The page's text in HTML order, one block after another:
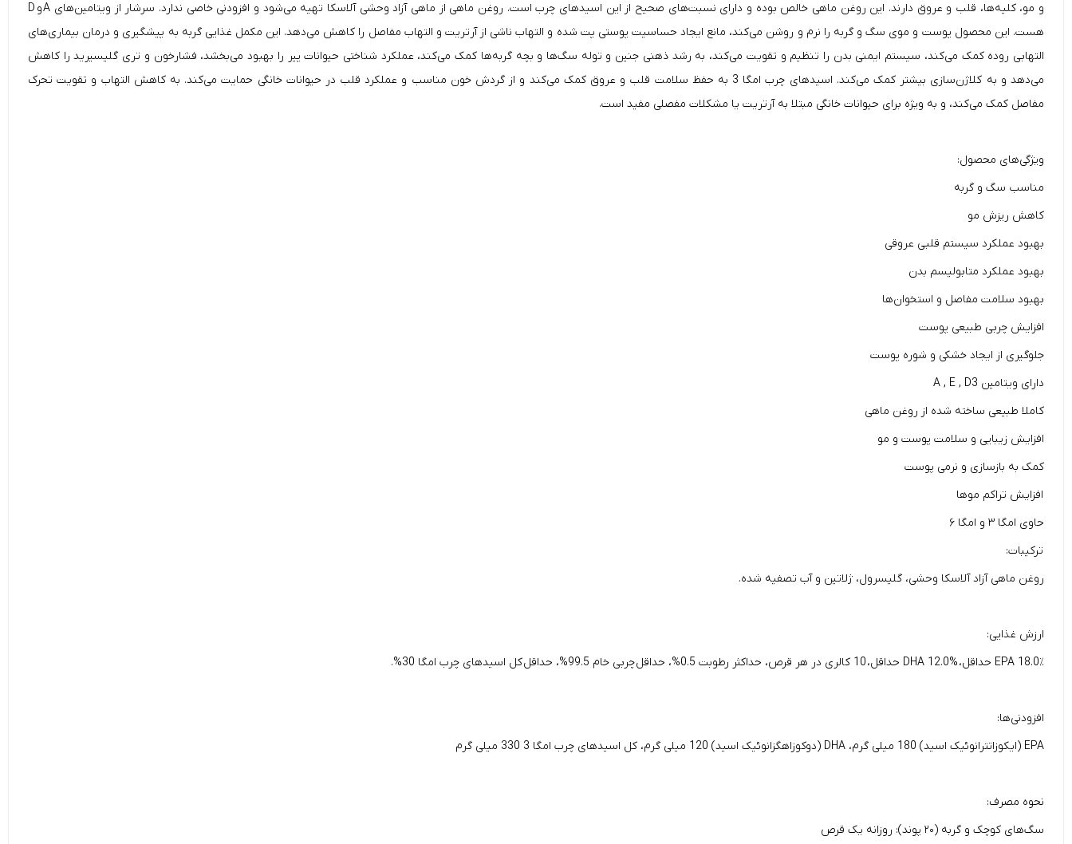
و مو، کلیه‌ها، قلب و عروق دارند. این روغن ماهی خالص بوده و دارای نسبت‌های صحیح از این اسیدهای چرب است. روغن ماهی از ماهی آزاد وحشی آلاسکا تهیه می‌شود و افزودنی خاصی ندارد. سرشار از ویتامین‌های Aو D
هست. این محصول پوست و موی سگ و گربه را نرم و روشن می‌کند، مانع ایجاد حساسیت پوستی پت شده و التهاب ناشی از آرتریت و التهاب مفاصل را کاهش می‌دهد. این مکمل غذایی گربه به پیشگیری و درمان بیماری‌های
التهابی روده کمک می‌کند، سیستم ایمنی بدن را تنظیم و تقویت می‌کند، به رشد ذهنی جنین و توله سگ‌ها و بچه گربه‌ها کمک می‌کند، عملکرد شناختی حیوانات پیر را بهبود می‌بخشد، فشارخون و تری گلیسیرید را کاهش
می‌دهد و به کلاژن‌سازی بیشتر کمک می‌کند. اسیدهای چرب امگا 3 به حفظ سلامت قلب و عروق کمک می‌کند و از گردش خون مناسب و عملکرد قلب در حیوانات خانگی حمایت می‌کند. به کاهش التهاب و تقویت تحرک
مفاصل کمک می‌کند، و به ویژه برای حیوانات خانگی مبتلا به آرتریت یا مشکلات مفصلی مفید است.
ویژگی‌های محصول:
مناسب سگ و گربه
کاهش ریزش مو
بهبود عملکرد سیستم قلبی عروقی
بهبود عملکرد متابولیسم بدن
بهبود سلامت مفاصل و استخوان‌ها
افزایش چربی طبیعی پوست
جلوگیری از ایجاد خشکی و شوره پوست
دارای ویتامین A , E , D3
کاملا طبیعی ساخته شده از روغن ماهی
افزایش زیبایی و سلامت پوست و مو
کمک به بازسازی و نرمی پوست
افزایش تراکم موها
حاوی امگا ۳ و امگا ۶
ترکیبات:
روغن ماهی آزاد آلاسکا وحشی، گلیسرول، ژلاتین و آب تصفیه شده.
ارزش غذایی:
EPA 18.0٪ حداقل، DHA 12.0% حداقل، 10 کالری در هر قرص، حداکثر رطوبت 0.5%، حداقل چربی خام 99.5%، حداقل کل اسیدهای چرب امگا 30%.
افزودنی‌ها:
EPA (ایکوزاتترانوئیک اسید) 180 میلی گرم، DHA (دوکوزاهگزانوئیک اسید) 120 میلی گرم، کل اسیدهای چرب امگا 3 330 میلی گرم
نحوه مصرف:
سگ‌های کوچک و گربه (۲۰ پوند): روزانه یک قرص